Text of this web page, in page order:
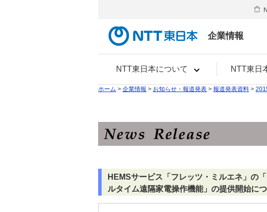
企業情報
NTT東日本について NTT東日
ホーム > 企業情報 > お知らせ・報道発表 > 報道発表資料 >
HEMSサービス「フレッツ・ミルエネ」の
ルタイム遠隔家電操作機能」の提供開始に